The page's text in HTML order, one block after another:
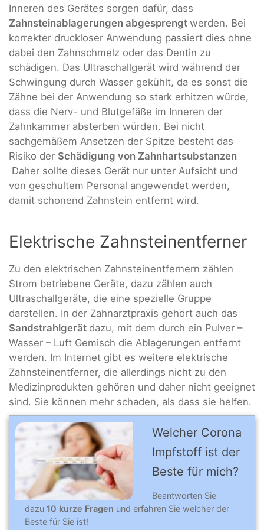
Inneren des Gerätes sorgen dafür, dass
Zahnsteinablagerungen abgesprengt werden. Bei
korrekter druckloser Anwendung passiert dies ohne
dabei den Zahnschmelz oder das Dentin zu
schädigen. Das Ultraschallgerät wird während der
Schwingung durch Wasser gekühlt, da es sonst die
Zähne bei der Anwendung so stark erhitzen würde,
dass die Nerv- und Blutgefäße im Inneren der
Zahnkammer absterben würden. Bei nicht
sachgemäßem Ansetzen der Spitze besteht das
Risiko der Schädigung von Zahnhartsubstanzen
Daher sollte dieses Gerät nur unter Aufsicht und
von geschultem Personal angewendet werden,
damit schonend Zahnstein entfernt wird.
Elektrische Zahnsteinentferner
Zu den elektrischen Zahnsteinentfernern zählen
Strom betriebene Geräte, dazu zählen auch
Ultraschallgeräte, die eine spezielle Gruppe
darstellen. In der Zahnarztpraxis gehört auch das
Sandstrahlgerät dazu, mit dem durch ein Pulver –
Wasser – Luft Gemisch die Ablagerungen entfernt
werden. Im Internet gibt es weitere elektrische
Zahnsteinentferner, die allerdings nicht zu den
Medizinprodukten gehören und daher nicht geeignet
sind. Sie können mehr schaden, als dass sie helfen.
Welcher Corona
Impfstoff ist der
Beste für mich?
Beantworten Sie
dazu 10 kurze Fragen und erfahren Sie welcher der
Beste für Sie ist!